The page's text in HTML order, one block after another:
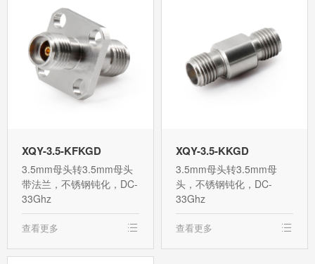
XQY-3.5-KFKGD
3.5mm母头转3.5mm母头
带法兰，不锈钢钝化，DC-
33Ghz
查看更多
XQY-3.5-KKGD
3.5mm母头转3.5mm母
头，不锈钢钝化，DC-
33Ghz
查看更多